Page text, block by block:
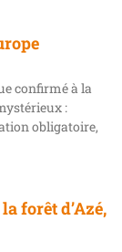
confirmé à la
:
obligatoire,
forêt d’Azé,